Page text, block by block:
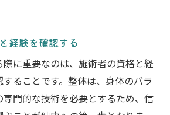
経験を確認する
に重要なのは、施術者の資格と経
ることです。整体は、身体のバラ
門的な技術を必要とするため、信